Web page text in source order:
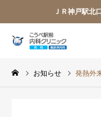
ＪＲ神戸駅北
お知らせ 発熱外